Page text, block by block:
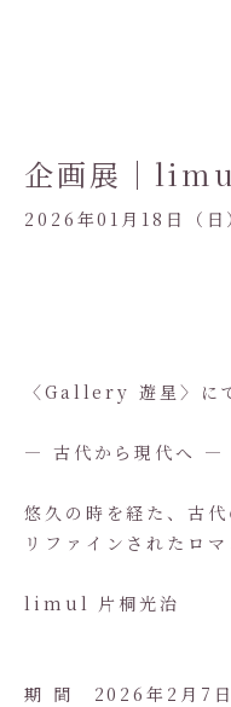
企画展｜
2026年01月18日（日
〈Gallery 遊星〉に
— 古代から現代へ —
悠久の時を経た、古代
リファインされたロ
limul 片桐光治
期 間 2026年2月7